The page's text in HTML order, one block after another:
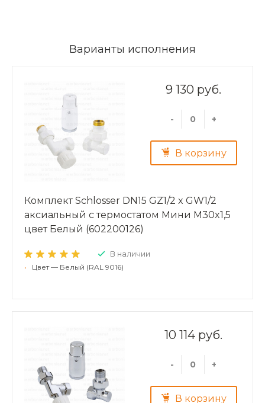
Варианты исполнения
9 130 руб.
- +
В корзину
Комплект Schlosser DN15 GZ1/2 x GW1/2
аксиальный с термостатом Мини M30x1,5
цвет Белый (602200126)
В наличии
• Цвет — Белый (RAL 9016)
10 114 руб.
- +
В корзину